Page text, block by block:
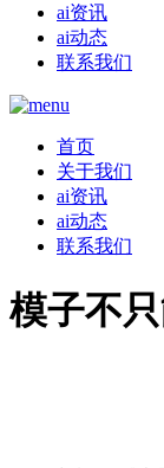
ai资讯
ai动态
联系我们
首页
关于我们
ai资讯
ai动态
联系我们
模子不